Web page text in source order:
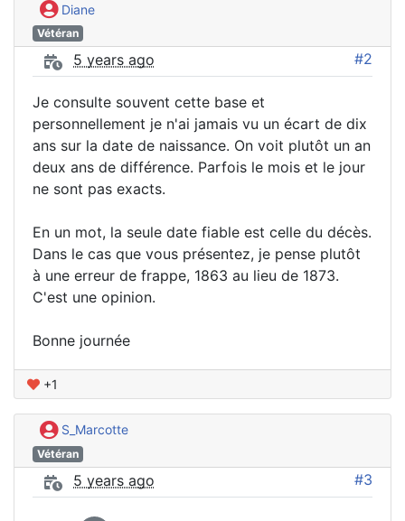
Diane
Vétéran
5 years ago #2
Je consulte souvent cette base et
personnellement je n'ai jamais vu un écart de dix
ans sur la date de naissance. On voit plutôt un an
deux ans de différence. Parfois le mois et le jour
ne sont pas exacts.
En un mot, la seule date fiable est celle du décès.
Dans le cas que vous présentez, je pense plutôt
à une erreur de frappe, 1863 au lieu de 1873.
C'est une opinion.
Bonne journée
+1
S_Marcotte
Vétéran
5 years ago #3